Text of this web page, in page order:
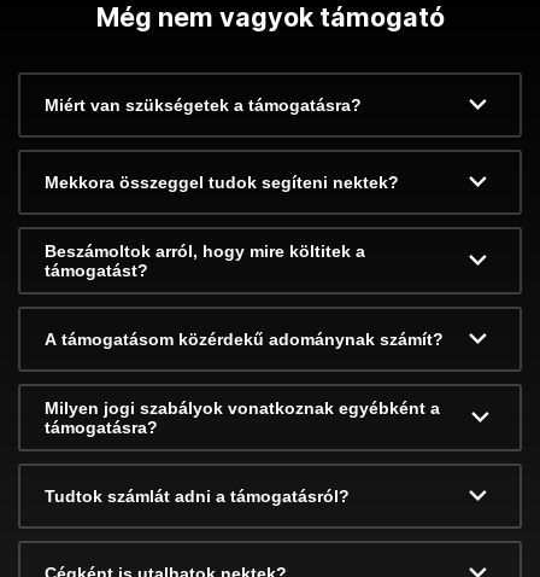
Még nem vagyok támogató
Miért van szükségetek a támogatásra?
Mekkora összeggel tudok segíteni nektek?
Beszámoltok arról, hogy mire költitek a
támogatást?
A támogatásom közérdekű adománynak számít?
Milyen jogi szabályok vonatkoznak egyébként a
támogatásra?
Tudtok számlát adni a támogatásról?